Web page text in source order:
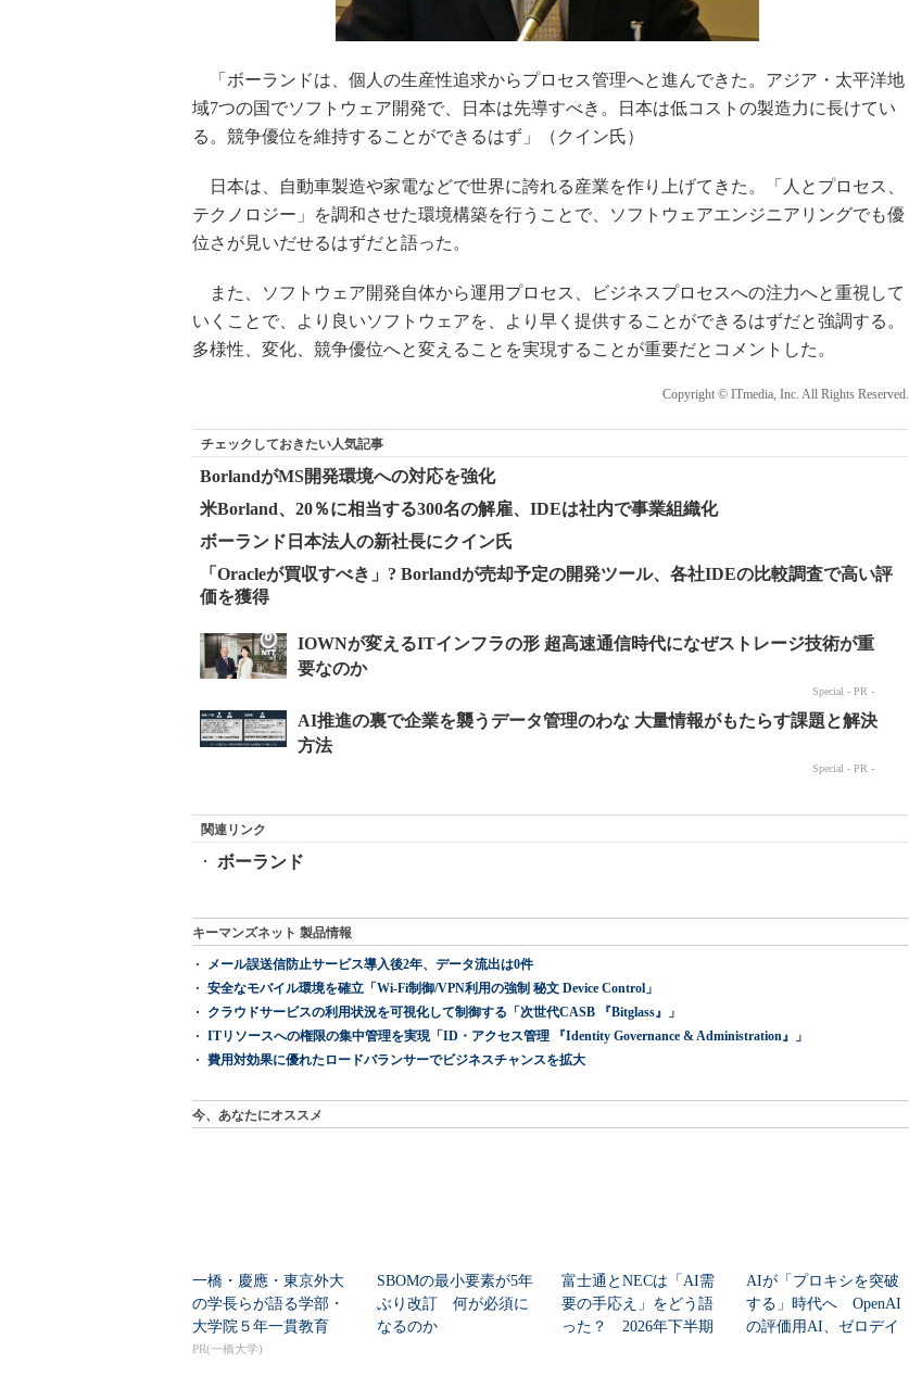
「ボーランドは、個人の生産性追求からプロセス管理へと進んできた。アジア・太平洋地
域7つの国でソフトウェア開発で、日本は先導すべき。日本は低コストの製造力に長けてい
る。競争優位を維持することができるはず」（クイン氏）
日本は、自動車製造や家電などで世界に誇れる産業を作り上げてきた。「人とプロセス、
テクノロジー」を調和させた環境構築を行うことで、ソフトウェアエンジニアリングでも優
位さが見いだせるはずだと語った。
また、ソフトウェア開発自体から運用プロセス、ビジネスプロセスへの注力へと重視して
いくことで、より良いソフトウェアを、より早く提供することができるはずだと強調する。
多様性、変化、競争優位へと変えることを実現することが重要だとコメントした。
Copyright © ITmedia, Inc. All Rights Reserved.
チェックしておきたい人気記事
BorlandがMS開発環境への対応を強化
米Borland、20％に相当する300名の解雇、IDEは社内で事業組織化
ボーランド日本法人の新社長にクイン氏
「Oracleが買収すべき」? Borlandが売却予定の開発ツール、各社IDEの比較調査で高い評
価を獲得
関連リンク
ボーランド
キーマンズネット 製品情報
メール誤送信防止サービス導入後2年、データ流出は0件
安全なモバイル環境を確立「Wi-Fi制御/VPN利用の強制 秘文 Device Control」
クラウドサービスの利用状況を可視化して制御する「次世代CASB 『Bitglass』」
ITリソースへの権限の集中管理を実現「ID・アクセス管理 『Identity Governance & Administration』」
費用対効果に優れたロードバランサーでビジネスチャンスを拡大
今、あなたにオススメ
一橋・慶應・東京外大
の学長らが語る学部・
大学院５年一貫教育
PR(一橋大学)
SBOMの最小要素が5年
ぶり改訂 何が必須に
なるのか
富士通とNECは「AI需
要の手応え」をどう語
った？ 2026年下半期
AIが「プロキシを突破
する」時代へ OpenAI
の評価用AI、ゼロデイ